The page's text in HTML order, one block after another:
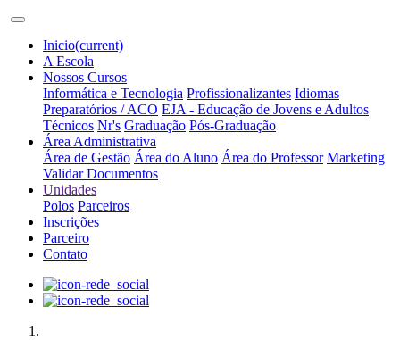
Inicio(current)
A Escola
Nossos Cursos
Informática e Tecnologia Profissionalizantes Idiomas
Preparatórios / ACO EJA - Educação de Jovens e Adultos
Técnicos Nr's Graduação Pós-Graduação
Área Administrativa
Área de Gestão Área do Aluno Área do Professor Marketing
Validar Documentos
Unidades
Polos Parceiros
Inscrições
Parceiro
Contato